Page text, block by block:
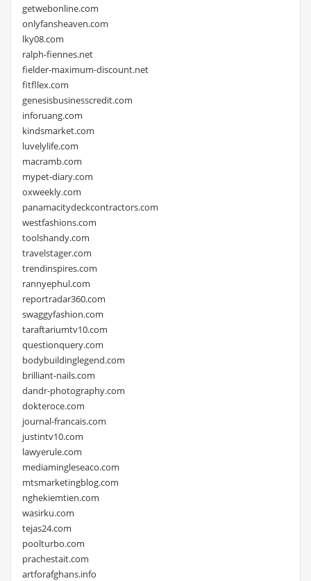
getwebonline.com
onlyfansheaven.com
lky08.com
ralph-fiennes.net
fielder-maximum-discount.net
fitfllex.com
genesisbusinesscredit.com
inforuang.com
kindsmarket.com
luvelylife.com
macramb.com
mypet-diary.com
oxweekly.com
panamacitydeckcontractors.com
westfashions.com
toolshandy.com
travelstager.com
trendinspires.com
rannyephul.com
reportradar360.com
swaggyfashion.com
taraftariumtv10.com
questionquery.com
bodybuildinglegend.com
brilliant-nails.com
dandr-photography.com
dokteroce.com
journal-francais.com
justintv10.com
lawyerule.com
mediamingleseaco.com
mtsmarketingblog.com
nghekiemtien.com
wasirku.com
tejas24.com
poolturbo.com
prachestait.com
artforafghans.info